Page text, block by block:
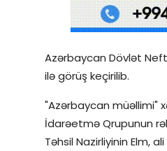
Azərbaycan Dövlət
ilə görüş keçirilib.
"Azərbaycan müəllimi"
İdarəetmə Qrupunun
Təhsil Nazirliyinin Elm,